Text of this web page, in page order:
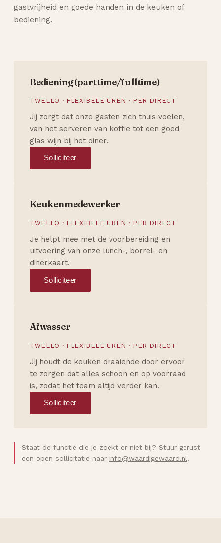
gastvrijheid en goede handen in de keuken of
bediening.
Bediening (parttime/fulltime)
TWELLO · FLEXIBELE UREN · PER DIRECT
Jij zorgt dat onze gasten zich thuis voelen,
van het serveren van koffie tot een goed
glas wijn bij het diner.
Solliciteer
Keukenmedewerker
TWELLO · FLEXIBELE UREN · PER DIRECT
Je helpt mee met de voorbereiding en
uitvoering van onze lunch-, borrel- en
dinerkaart.
Solliciteer
Afwasser
TWELLO · FLEXIBELE UREN · PER DIRECT
Jij houdt de keuken draaiende door ervoor
te zorgen dat alles schoon en op voorraad
is, zodat het team altijd verder kan.
Solliciteer
Staat de functie die je zoekt er niet bij? Stuur gerust
een open sollicitatie naar info@waardigewaard.nl.